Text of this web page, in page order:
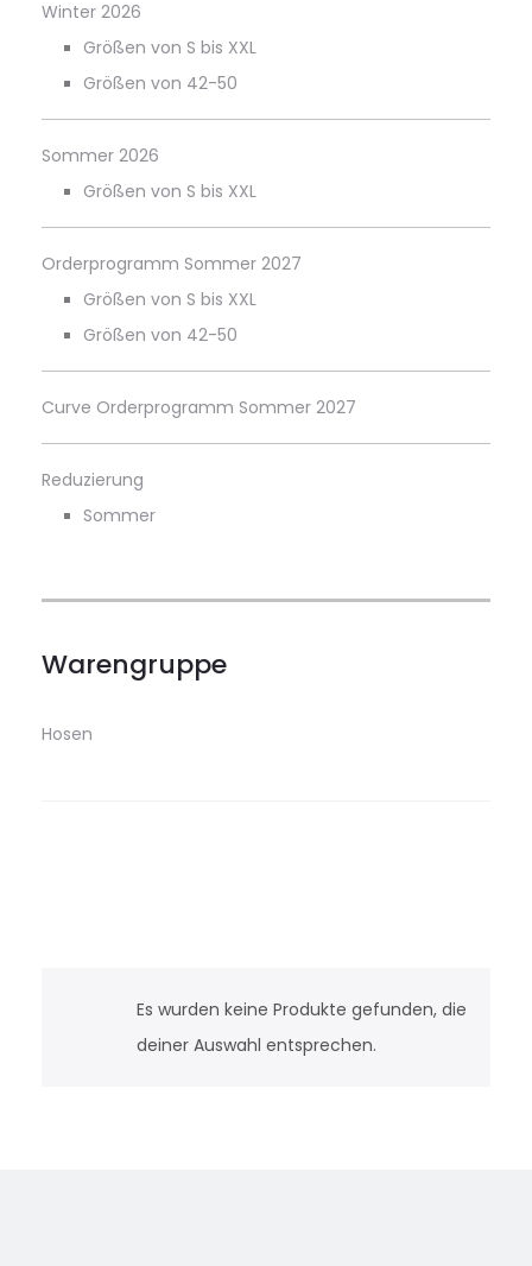
Es wurden keine Produkte gefunden, die
deiner Auswahl entsprechen.
Winter 2026
Größen von S bis XXL
Größen von 42-50
Sommer 2026
Größen von S bis XXL
Orderprogramm Sommer 2027
Größen von S bis XXL
Größen von 42-50
Curve Orderprogramm Sommer 2027
Reduzierung
Sommer
Warengruppe
Hosen